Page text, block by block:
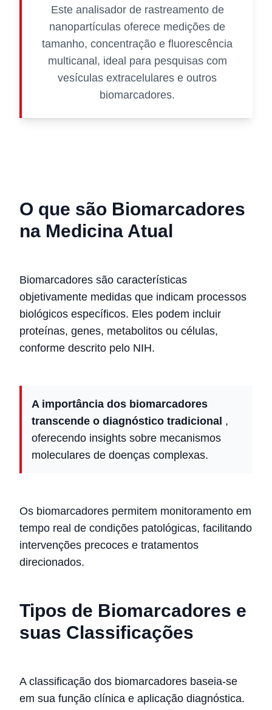
Este analisador de rastreamento de
nanopartículas oferece medições de
tamanho, concentração e fluorescência
multicanal, ideal para pesquisas com
vesículas extracelulares e outros
biomarcadores.
O que são Biomarcadores
na Medicina Atual
Biomarcadores são características
objetivamente medidas que indicam processos
biológicos específicos. Eles podem incluir
proteínas, genes, metabolitos ou células,
conforme descrito pelo NIH.
A importância dos biomarcadores
transcende o diagnóstico tradicional ,
oferecendo insights sobre mecanismos
moleculares de doenças complexas.
Os biomarcadores permitem monitoramento em
tempo real de condições patológicas, facilitando
intervenções precoces e tratamentos
direcionados.
Tipos de Biomarcadores e
suas Classificações
A classificação dos biomarcadores baseia-se
em sua função clínica e aplicação diagnóstica.